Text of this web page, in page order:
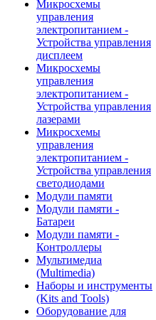
Микросхемы
управления
электропитанием -
Устройства управления
дисплеем
Микросхемы
управления
электропитанием -
Устройства управления
лазерами
Микросхемы
управления
электропитанием -
Устройства управления
светодиодами
Модули памяти
Модули памяти -
Батареи
Модули памяти -
Контроллеры
Мультимедиа
(Multimedia)
Наборы и инструменты
(Kits and Tools)
Оборудование для